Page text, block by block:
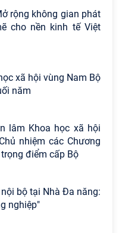
rộng không gian phát
cho nền kinh tế Việt
xã hội vùng Nam Bộ
năm
lâm Khoa học xã hội
nhiệm các Chương
điểm cấp Bộ
bộ tại Nhà Đa năng:
nghiệp"
vệ